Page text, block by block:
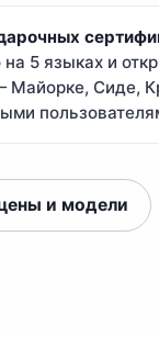
5 языках и
Сиде,
и модели